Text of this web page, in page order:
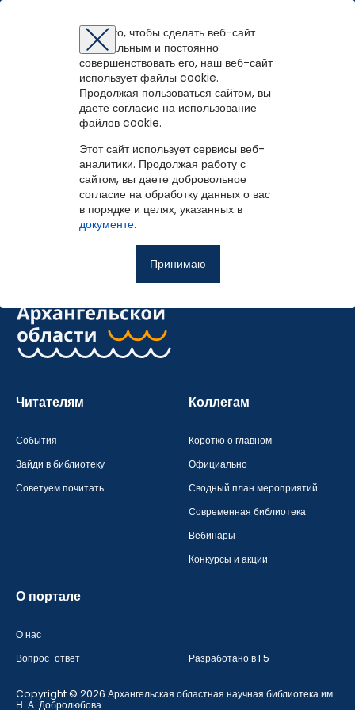
муниципального округа
Искать точное соответствие
Читателям
События
Зайди в библиотеку
Советуем почитать
Коллегам
Коротко о главном
Официально
Сводный план мероприятий
Современная библиотека
Вебинары
Конкурсы и акции
О портале
О нас
Вопрос-ответ
Разработано в F5
Copyright © 2026 Архангельская областная научная библиотека им
Н. А. Добролюбова
Для того, чтобы сделать веб-сайт
оптимальным и постоянно
совершенствовать его, наш веб-сайт
использует файлы cookie.
Продолжая пользоваться сайтом, вы
даете согласие на использование
файлов cookie.
Этот сайт использует сервисы веб-
аналитики. Продолжая работу с
сайтом, вы даете добровольное
согласие на обработку данных о вас
в порядке и целях, указанных в
документе.
Принимаю
Перейти на портал
Ещё
Фотоальбом
Авторизация
Для того чтобы получить доступ к полнотекстовым документам и
записям вебинаров необходимо авторизоваться.
Если у вас еще нет учетной записи,зарегистрируйтесь.
Запомнить меня
Восстановить пароль
Зарегистрироваться
Восстановление пароля
Восстановить пароль
Введите эл.почту, привязанную к профилю на портале. На
неё мы отправим ссылку для восстановления пароля.
Регистрация на портале
Зарегистрированные пользователи имеют доступ к
методическим рекомендациям, сценариям мероприятий,
библиографическим и другим полнотекстовым документам, а
также к записям вебинаров.
бы одну строчную букву, одну прописную букву, одну цифру
Ошибка регистрации.Перезагрузите
снова
Вы успешно зарегистрированы!
зарегистрироваться